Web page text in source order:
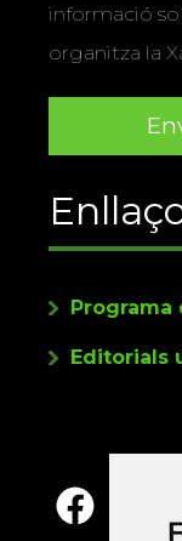
informació
organitza la
Programa
Editorials